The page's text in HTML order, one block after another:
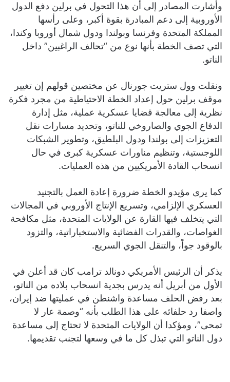
وأشارت المصادر إلى أن هذا التحول في برلين دفع الدول
الأوروبية إلى دعم المبادرة بقوة أكبر، وعلى رأسها
المملكة المتحدة وفرنسا وبولندا ودول شمال أوروبا وكندا،
التي تصف الخطة بأنها نوع من “تحالف الراغبين” داخل
الناتو.
ونقلت وول ستريت جورنال عن مختصين قولهم إن تغيير
موقف برلين حول إعداد الخطة الاحتياطية من مجرد فكرة
نظرية إلى معالجة قضايا عسكرية عملية، مثل إدارة
الدفاع الجوي والصاروخي للناتو، وتحديد مسارات نقل
التعزيزات إلى بولندا ودول البلطيق، وتطوير الشبكات
اللوجستية، وتنظيم مناورات عسكرية كبرى في حال
انسحاب القادة الأمريكيين من هذه العمليات.
كما يرى مؤيدو الخطة ضرورة إعادة العمل بالتجنيد
العسكري الإلزامي، وتسريع الإنتاج الأوروبي في المجالات
التي يتخلف فيها القارة عن الولايات المتحدة، مثل مكافحة
الغواصات، والقدرات الفضائية والاستخباراتية، والتزود
بالوقود جواً، والتنقل الجوي السريع.
يذكر أن الرئيس الأمريكي دونالد ترامب كان قد أعلن في
الأول من أبريل أنه يدرس بجدية انسحاب بلاده من الناتو،
بعد رفض الحلف مساعدة واشنطن في عمليتها ضد إيران،
واصفا رد حلفائه على هذا الطلب بأنه “وصمة عار لا
تمحى”، ومؤكدا أن الولايات المتحدة لا تحتاج إلى مساعدة
دول الناتو التي تبذل كل ما في وسعها لتجنب تقديمها.